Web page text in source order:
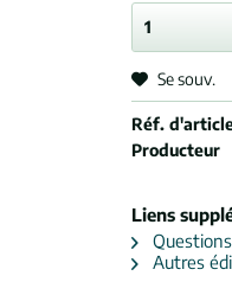
Se souv.
Réf.
Producteur
Liens
Autres